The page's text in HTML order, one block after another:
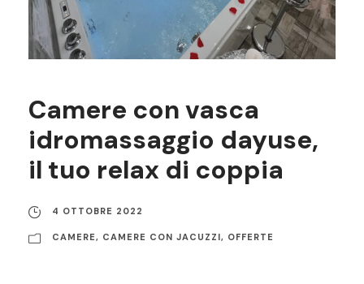
Camere con vasca
idromassaggio dayuse,
il tuo relax di coppia
4 OTTOBRE 2022
CAMERE, CAMERE CON JACUZZI, OFFERTE